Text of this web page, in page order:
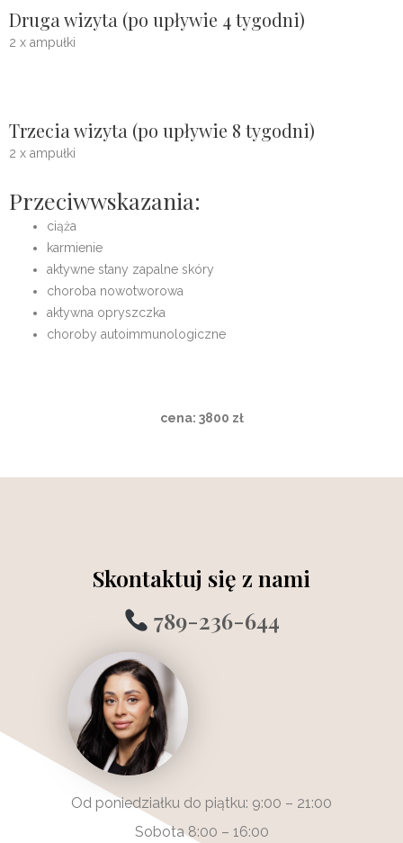
Druga wizyta (po upływie 4 tygodni)
2 x ampułki
Trzecia wizyta (po upływie 8 tygodni)
2 x ampułki
Przeciwwskazania:
ciąża
karmienie
aktywne stany zapalne skóry
choroba nowotworowa
aktywna opryszczka
choroby autoimmunologiczne
cena: 3800 zł
Skontaktuj się z nami
789-236-644
Od poniedziałku do piątku: 9:00 – 21:00
Sobota 8:00 – 16:00